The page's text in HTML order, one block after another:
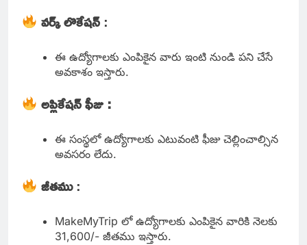
వర్క్ లొకేషన్:
ఈ ఉద్యోగాలకు ఎంపికైన వారు ఇంటి నుండి పని చేసే
అవకాశం ఇస్తారు.
అప్లికేషన్ ఫీజు :
ఈ సంస్థలో ఉద్యోగాలకు ఎటువంటి ఫీజు చెల్లించాల్సిన
అవసరం లేదు.
జీతము:
MakeMyTrip లో ఉద్యోగాలకు ఎంపికైన వారికి నెలకు
31,600/- జీతము ఇస్తారు.